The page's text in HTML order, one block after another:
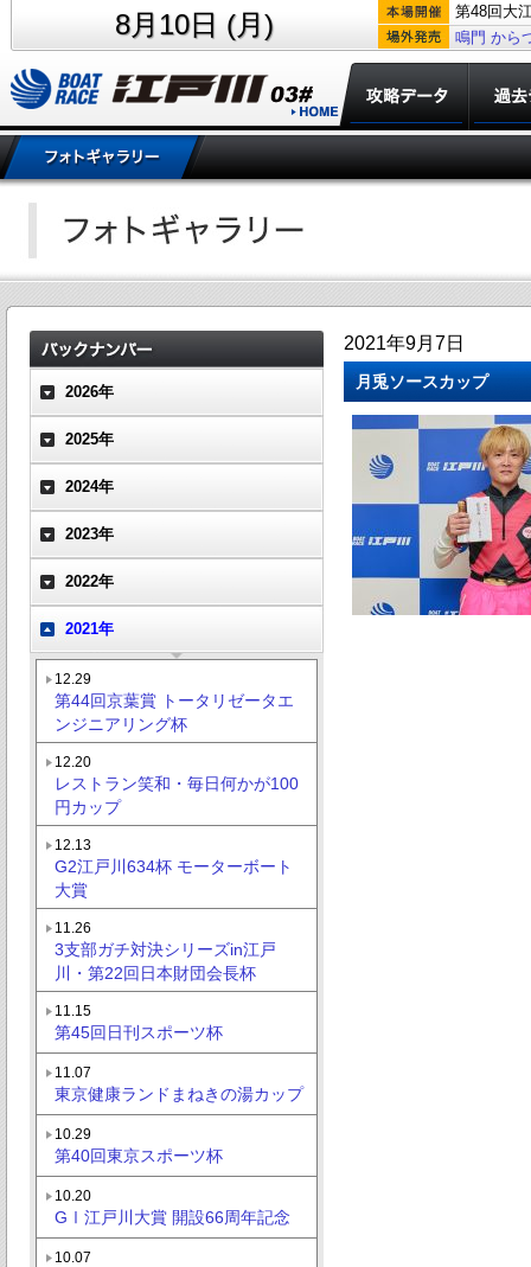
8月10日 (月)
第48回大
鳴門 から
2026年
2025年
2024年
2023年
2022年
2021年
12.29
第44回京葉賞 トータリゼータエ
ンジニアリング杯
12.20
レストラン笑和・毎日何かが100
円カップ
12.13
G2江戸川634杯 モーターボート
大賞
11.26
3支部ガチ対決シリーズin江戸
川・第22回日本財団会長杯
11.15
第45回日刊スポーツ杯
11.07
東京健康ランドまねきの湯カップ
10.29
第40回東京スポーツ杯
10.20
GⅠ江戸川大賞 開設66周年記念
10.07
2021年9月7日
月兎ソースカップ